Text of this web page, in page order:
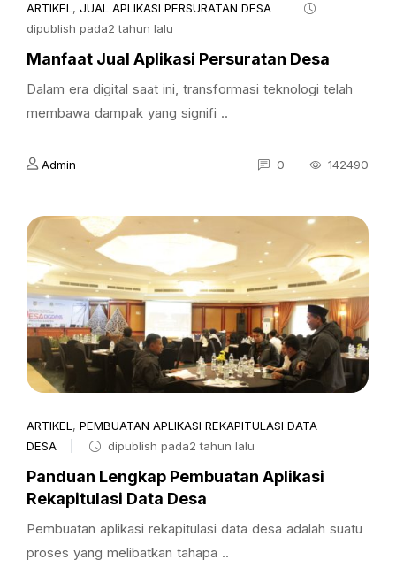
ARTIKEL , JUAL APLIKASI PERSURATAN DESA
dipublish pada2 tahun lalu
Manfaat Jual Aplikasi Persuratan Desa
Dalam era digital saat ini, transformasi teknologi telah
membawa dampak yang signifi ..
Admin 0 142490
ARTIKEL , PEMBUATAN APLIKASI REKAPITULASI DATA
DESA
dipublish pada2 tahun lalu
Panduan Lengkap Pembuatan Aplikasi
Rekapitulasi Data Desa
Pembuatan aplikasi rekapitulasi data desa adalah suatu
proses yang melibatkan tahapa ..